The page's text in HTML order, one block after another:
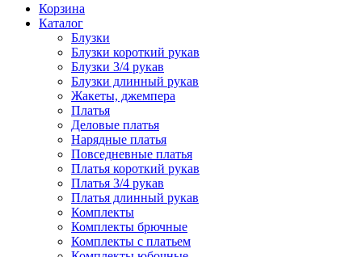
Корзина
Каталог
Блузки
Блузки короткий рукав
Блузки 3/4 рукав
Блузки длинный рукав
Жакеты, джемпера
Платья
Деловые платья
Нарядные платья
Повседневные платья
Платья короткий рукав
Платья 3/4 рукав
Платья длинный рукав
Комплекты
Комплекты брючные
Комплекты с платьем